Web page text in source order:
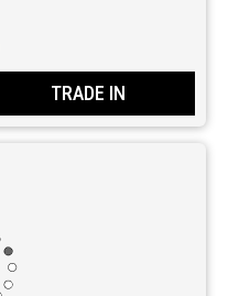
TRADE IN